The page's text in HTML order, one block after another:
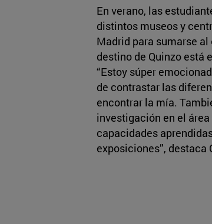
En verano, las
distintos museos y
Madrid para sumarse al
destino de Quinzo está
“Estoy súper
de contrastar las
encontrar la mía.
investigación en el
capacidades
exposiciones”, destaca